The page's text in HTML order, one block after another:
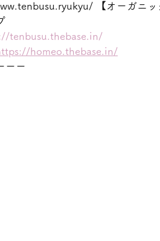
【オーガニッ
tenbusu.thebase.in/
homeo.thebase.in/
ーー